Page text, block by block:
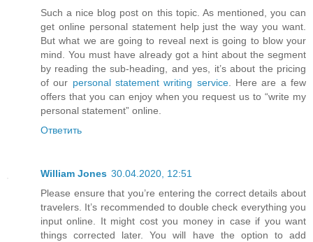
Such a nice blog post on this topic. As mentioned, you can
get online personal statement help just the way you want.
But what we are going to reveal next is going to blow your
mind. You must have already got a hint about the segment
by reading the sub-heading, and yes, it’s about the pricing
of our personal statement writing service. Here are a few
offers that you can enjoy when you request us to “write my
personal statement” online.
Ответить
William Jones 30.04.2020, 12:51
Please ensure that you’re entering the correct details about
travelers. It’s recommended to double check everything you
input online. It might cost you money in case if you want
things corrected later. You will have the option to add